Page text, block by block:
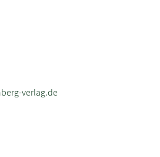
verlag.de